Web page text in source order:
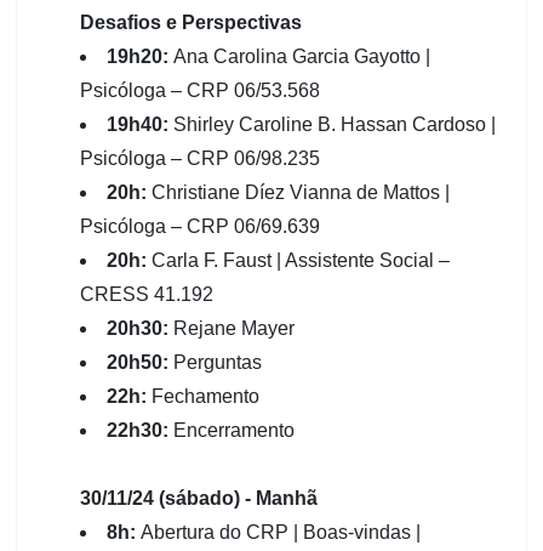
Desafios e Perspectivas
19h20:Ana Carolina Garcia Gayotto |
Psicóloga – CRP 06/53.568
19h40: Shirley Caroline B. Hassan Cardoso |
Psicóloga – CRP 06/98.235
20h:Christiane Díez Vianna de Mattos |
Psicóloga – CRP 06/69.639
20h:Carla F. Faust | Assistente Social –
CRESS 41.192
20h30: Rejane Mayer
20h50: Perguntas
22h: Fechamento
22h30: Encerramento
30/11/24 (sábado) - Manhã
8h:Abertura do CRP | Boas-vindas |